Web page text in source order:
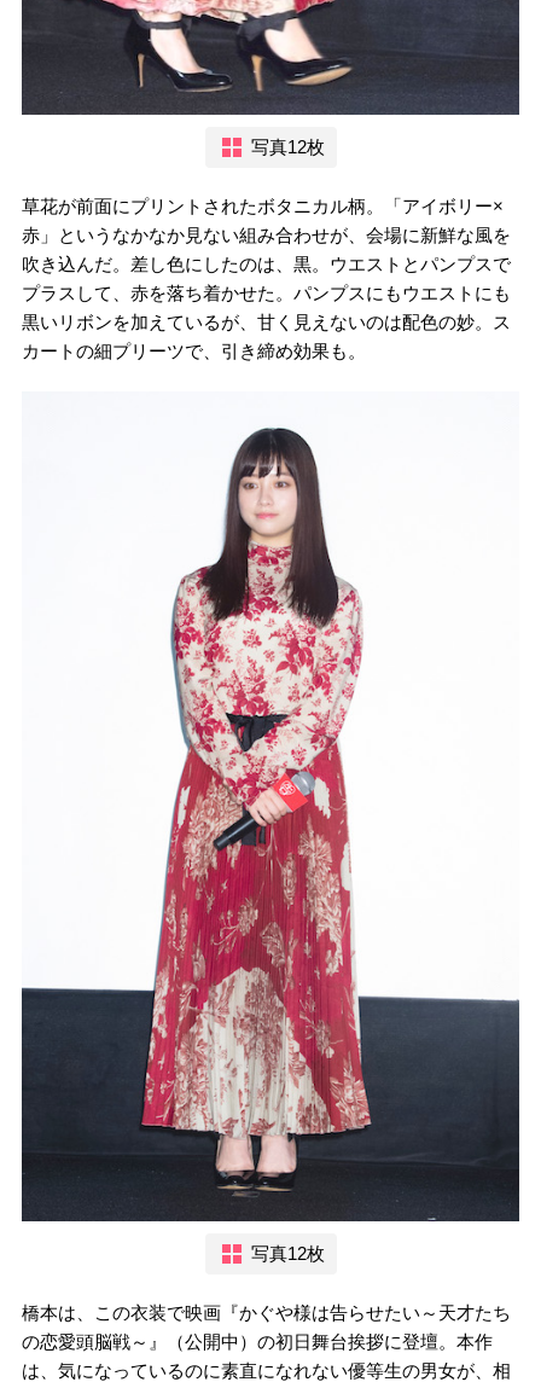
写真12枚
草花が前面にプリントされたボタニカル柄。「アイボリー×
赤」というなかなか見ない組み合わせが、会場に新鮮な風を
吹き込んだ。差し色にしたのは、黒。ウエストとパンプスで
プラスして、赤を落ち着かせた。パンプスにもウエストにも
黒いリボンを加えているが、甘く見えないのは配色の妙。ス
カートの細プリーツで、引き締め効果も。
写真12枚
橋本は、この衣装で映画『かぐや様は告らせたい～天才たち
の恋愛頭脳戦～』（公開中）の初日舞台挨拶に登壇。本作
は、気になっているのに素直になれない優等生の男女が、相